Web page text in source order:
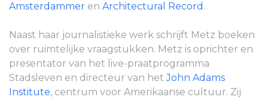
Amsterdammer en Architectural Record .
Naast haar journalistieke werk schrijft Metz boeken
over ruimtelijke vraagstukken. Metz is oprichter en
presentator van het live-praatprogramma
Stadsleven en directeur van hetJohn Adams
Institute, centrum voor Amerikaanse cultuur. Zij